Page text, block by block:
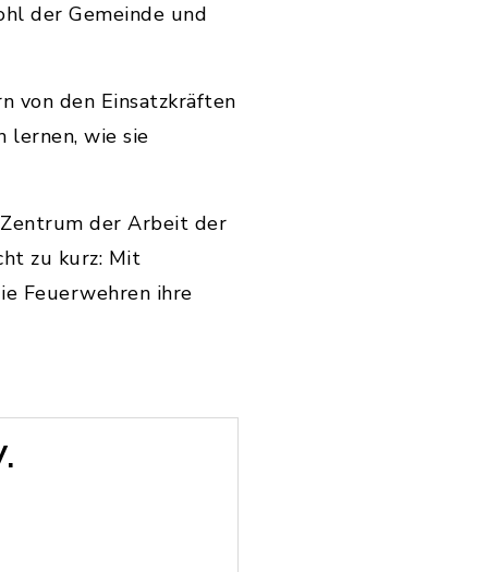
der Gemeinde und
von den Einsatzkräften
lernen, wie sie
der Arbeit der
zu kurz: Mit
Feuerwehren ihre